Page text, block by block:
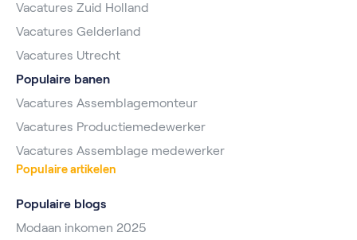
Vacatures Zuid Holland
Vacatures Gelderland
Vacatures Utrecht
Populaire banen
Vacatures Assemblagemonteur
Vacatures Productiemedewerker
Vacatures Assemblage medewerker
Populaire artikelen
Populaire blogs
Modaan inkomen 2025